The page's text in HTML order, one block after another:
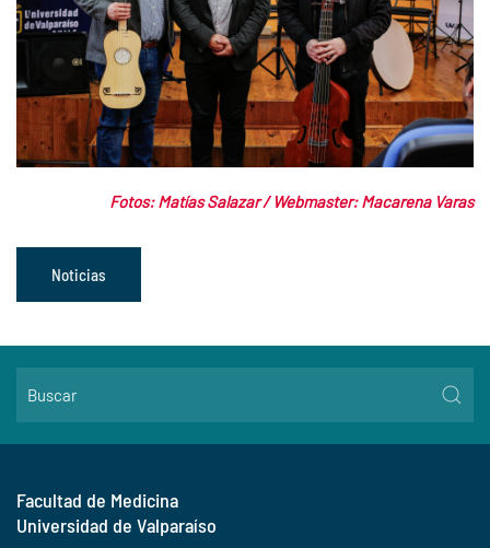
Fotos: Matías Salazar / Webmaster: Macarena Varas
Noticias
Facultad de Medicina
Universidad de Valparaíso